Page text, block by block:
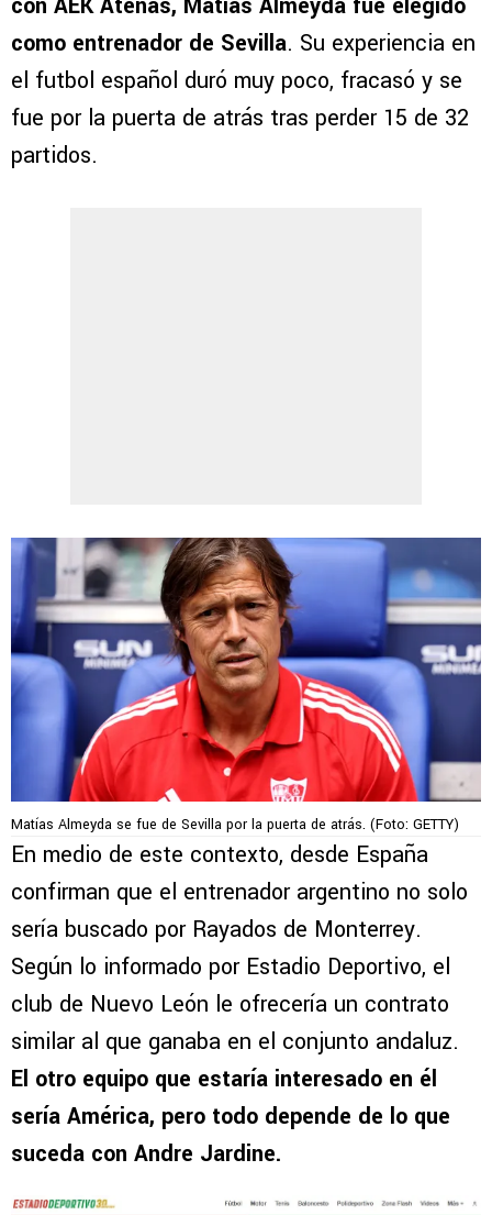
como entrenador de Sevilla. Su experiencia en
el futbol español duró muy poco, fracasó y se
fue por la puerta de atrás tras perder 15 de 32
partidos.
Matías Almeyda se fue de Sevilla por la puerta de atrás. (Foto: GETTY)
En medio de este contexto, desde España
confirman que el entrenador argentino no solo
sería buscado por Rayados de Monterrey.
Según lo informado por Estadio Deportivo, el
club de Nuevo León le ofrecería un contrato
similar al que ganaba en el conjunto andaluz.
El otro equipo que estaría interesado en él
sería América, pero todo depende de lo que
suceda con Andre Jardine.